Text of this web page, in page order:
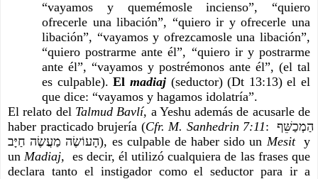
“vayamos y quemémosle incienso”, “quiero
ofrecerle una libación”, “quiero ir y ofrecerle una
libación”, “vayamos y ofrezcamosle una libación”,
“quiero postrarme ante él”, “quiero ir y postrarme
ante él”, “vayamos y postrémonos ante él”, (el tal
es culpable). El madiaj (seductor) (Dt 13:13) el el
que dice: “vayamos y hagamos idolatría”.
El relato del Talmud Bavlí, a Yeshu además de acusarle de
haber practicado brujería (Cfr. M. Sanhedrin 7:11: הַמְכַשֵּׁף
הָעוֹשֶׂה מַעֲשֶׂה חַיָּב), es culpable de haber sido un Mesit y
un Madiaj, es decir, él utilizó cualquiera de las frases que
declara tanto el instigador como el seductor para ir a